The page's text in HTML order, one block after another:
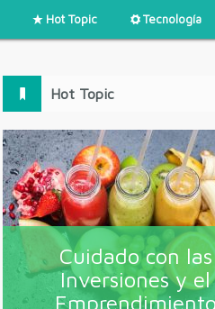
Hot Topic Tecnología
Hot Topic
Cuidado con las
Inversiones y el
Emprendimiento